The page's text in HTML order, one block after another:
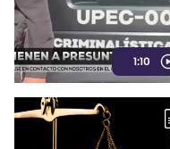
1:10